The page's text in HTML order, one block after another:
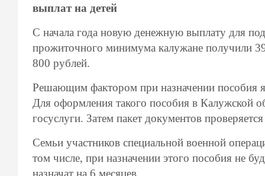
выплат на детей
С начала года новую денежную выплату для
прожиточного минимума калужане получили
800 рублей.
Решающим фактором при назначении пособия
Для оформления такого пособия в Калужской
госуслуги. Затем пакет документов
Семьи участников специальной военной
том числе, при назначении этого пособия не
назначат на 6 месяцев.